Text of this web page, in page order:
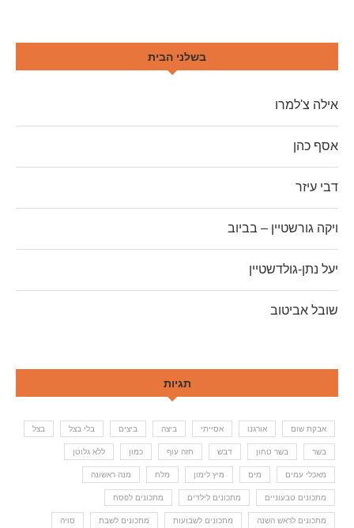
בשלני הבית
אילה צ'למרו
אסף כהן
דבי עיזר
ויקה גורשטיין – בביוב
יעל נתן-גולדשטיין
שובל אביטוב
תגיות
אבקת שום אורגנו אסייתי ביצה ביצים בלי בצל בצל
בשר בשר טחון דבש חזה עוף כמון ללא גלוטן
מאכלי עמים מים מיץ לימון מלח מנה ראשונה
מתכונים טבעוניים מתכונים לילדים מתכונים לפסח
מתכונים לראש השנה מתכונים לשבועות מתכונים לשבת סויה